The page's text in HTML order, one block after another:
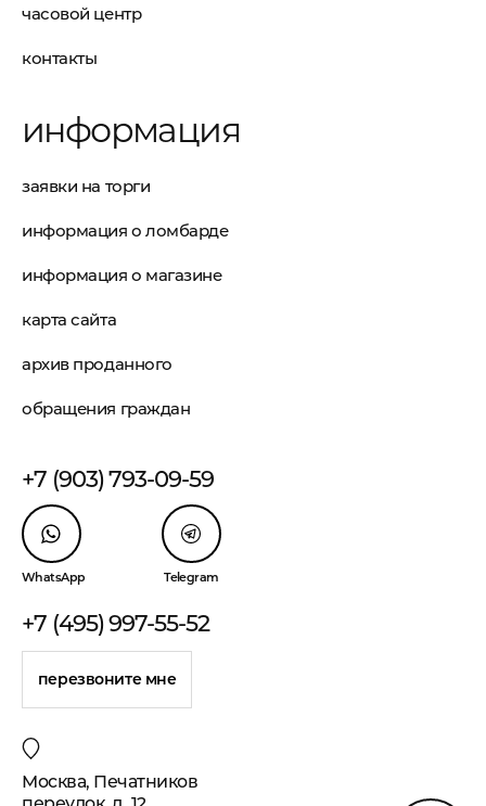
часовой центр
контакты
информация
заявки на торги
информация о ломбарде
информация о магазине
карта сайта
архив проданного
обращения граждан
+7 (903) 793-09-59
WhatsApp Telegram
+7 (495) 997-55-52
перезвоните мне
Москва, Печатников